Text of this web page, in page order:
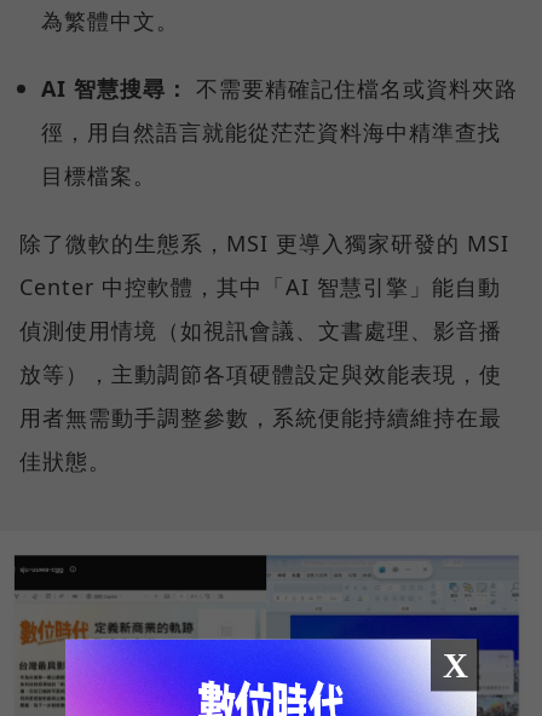
為繁體中文。
AI 智慧搜尋： 不需要精確記住檔名或資料夾路
徑，用自然語言就能從茫茫資料海中精準查找
目標檔案。
除了微軟的生態系，MSI 更導入獨家研發的 MSI
Center 中控軟體，其中「AI 智慧引擎」能自動
偵測使用情境（如視訊會議、文書處理、影音播
放等），主動調節各項硬體設定與效能表現，使
用者無需動手調整參數，系統便能持續維持在最
佳狀態。
X